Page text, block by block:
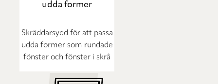
udda former
Skräddarsydd för att passa
udda former som rundade
fönster och fönster i skrå